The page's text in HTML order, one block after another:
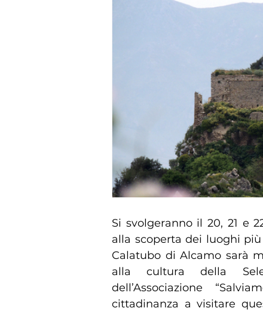
Si svolgeranno il 20, 21 e
alla scoperta dei luoghi
Calatubo di Alcamo sarà
alla cultura della
dell’Associazione
cittadinanza a visitare